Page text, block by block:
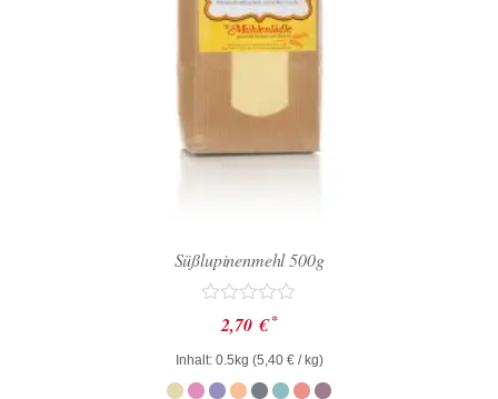
Süßlupinenmehl 500g
Bewertet
mit
0
von
5
2,70 € *
Inhalt: 0.5kg (5,40 €/ kg)